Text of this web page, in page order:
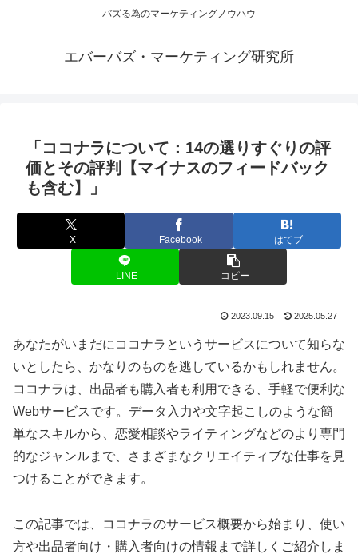
バズる為のマーケティングノウハウ
エバーバズ・マーケティング研究所
「ココナラについて：14の選りすぐりの評
価とその評判【マイナスのフィードバック
も含む】」
X Facebook はてブ
LINE コピー
2023.09.15 2025.05.27
あなたがいまだにココナラというサービスについて知らな
いとしたら、かなりのものを逃しているかもしれません。
ココナラは、出品者も購入者も利用できる、手軽で便利な
Webサービスです。データ入力や文字起こしのような簡
単なスキルから、恋愛相談やライティングなどのより専門
的なジャンルまで、さまざまなクリエイティブな仕事を見
つけることができます。
この記事では、ココナラのサービス概要から始まり、使い
方や出品者向け・購入者向けの情報まで詳しくご紹介しま